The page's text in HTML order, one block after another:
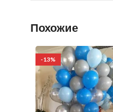
Похожие
-13%